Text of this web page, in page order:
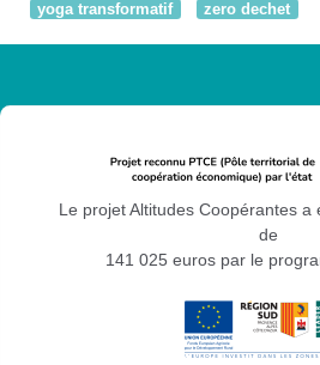
yoga transformatif
zero dechet
Le projet Altitudes Coopérantes
de
141 025 euros par le